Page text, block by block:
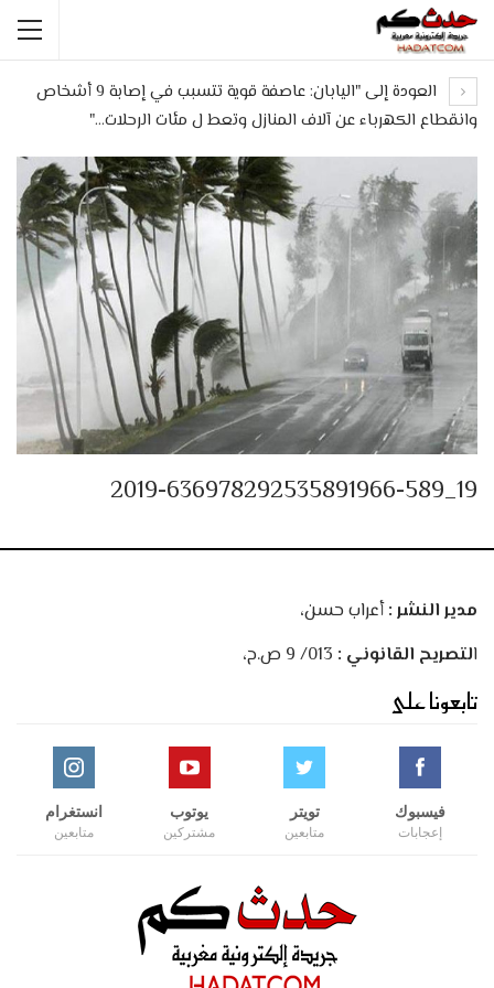
العودة إلى "اليابان: عاصفة قوية تتسبب في إصابة 9 أشخاص
وانقطاع الكهرباء عن آلاف المنازل وتعط ل مئات الرحلات…"
19_2019-636978292535891966-589
مدير النشر :أعراب حسن،
التصريح القانوني :
تابعونا على
فيسبوك
إعجابات
تويتر
متابعين
يوتوب
مشتركين
انستغرام
متابعين